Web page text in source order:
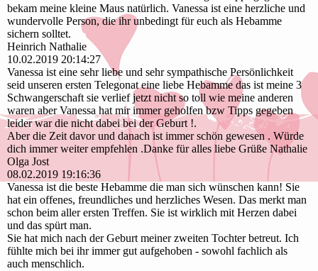
bekam meine kleine Maus natürlich. Vanessa ist eine herzliche und
wundervolle Person, die ihr unbedingt für euch als Hebamme
sichern solltet.
Heinrich Nathalie
10.02.2019 20:14:27
Vanessa ist eine sehr liebe und sehr sympathische Persönlichkeit
seid unseren ersten Telegonat eine liebe Hebamme das ist meine 3
Schwangerschaft sie verlief jetzt nicht so toll wie meine anderen
waren aber Vanessa hat mir immer geholfen bzw Tipps gegeben
leider war die nicht dabei bei der Geburt !.
Aber die Zeit davor und danach ist immer schön gewesen . Würde
dich immer weiter empfehlen .Danke für alles liebe Grüße Nathalie
Olga Jost
08.02.2019 19:16:36
Vanessa ist die beste Hebamme die man sich wünschen kann! Sie
hat ein offenes, freundliches und herzliches Wesen. Das merkt man
schon beim aller ersten Treffen. Sie ist wirklich mit Herzen dabei
und das spürt man.
Sie hat mich nach der Geburt meiner zweiten Tochter betreut. Ich
fühlte mich bei ihr immer gut aufgehoben - sowohl fachlich als
auch menschlich.